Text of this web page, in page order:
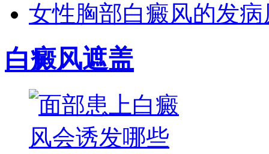
女性胸部白癜风的发
白癜风遮盖